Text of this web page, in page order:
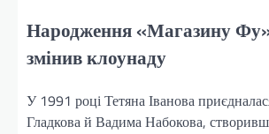
Народження «Магазину
змінив клоунаду
У 1991 році Тетяна Іванова
Гладкова й Вадима Набокова,